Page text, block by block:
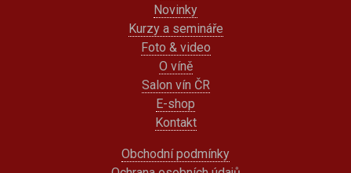
Novinky
Kurzy a semináře
Foto & video
O víně
Salon vín ČR
E-shop
Kontakt
Obchodní podmínky